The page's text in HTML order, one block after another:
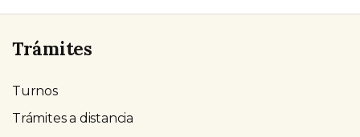
Trámites
Turnos
Trámites a distancia